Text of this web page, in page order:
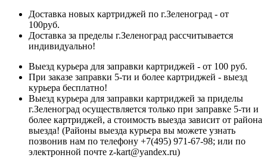
Доставка новых картриджей по г.Зеленоград - от
100руб.
Доставка за пределы г.Зеленоград рассчитывается
индивидуально!
Выезд курьера для заправки картриджей - от 100 руб.
При заказе заправки 5-ти и более картриджей - выезд
курьера бесплатно!
Выезд курьера для заправки картриджей за приделы
г.Зеленоград осуществляется только при заправке 5-ти и
более картриджей, а стоимость выезда зависит от района
выезда! (Районы выезда курьера вы можете узнать
позвонив нам по телефону +7(495) 971-67-98; или по
электронной почте z-kart@yandex.ru)